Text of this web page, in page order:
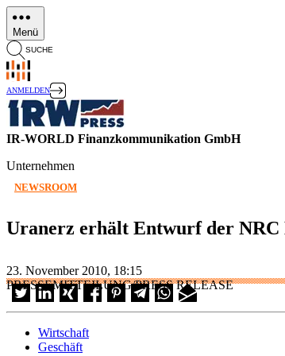
Direkt
zum
Inhalt
Menü
SUCHE
ANMELDEN
IR-WORLD Finanzkommunikation GmbH
Unternehmen
NEWSROOM
Uranerz erhält Entwurf der NRC
23. November 2010, 18:15
PRESSEMITTEILUNG/PRESS RELEASE
Wirtschaft
Geschäft